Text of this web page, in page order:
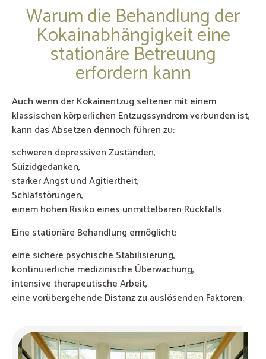
Warum die Behandlung der
Kokainabhängigkeit eine
stationäre Betreuung
erfordern kann
Auch wenn der Kokainentzug seltener mit einem
klassischen körperlichen Entzugssyndrom verbunden ist,
kann das Absetzen dennoch führen zu:
schweren depressiven Zuständen,
Suizidgedanken,
starker Angst und Agitiertheit,
Schlafstörungen,
einem hohen Risiko eines unmittelbaren Rückfalls.
Eine stationäre Behandlung ermöglicht:
eine sichere psychische Stabilisierung,
kontinuierliche medizinische Überwachung,
intensive therapeutische Arbeit,
eine vorübergehende Distanz zu auslösenden Faktoren.